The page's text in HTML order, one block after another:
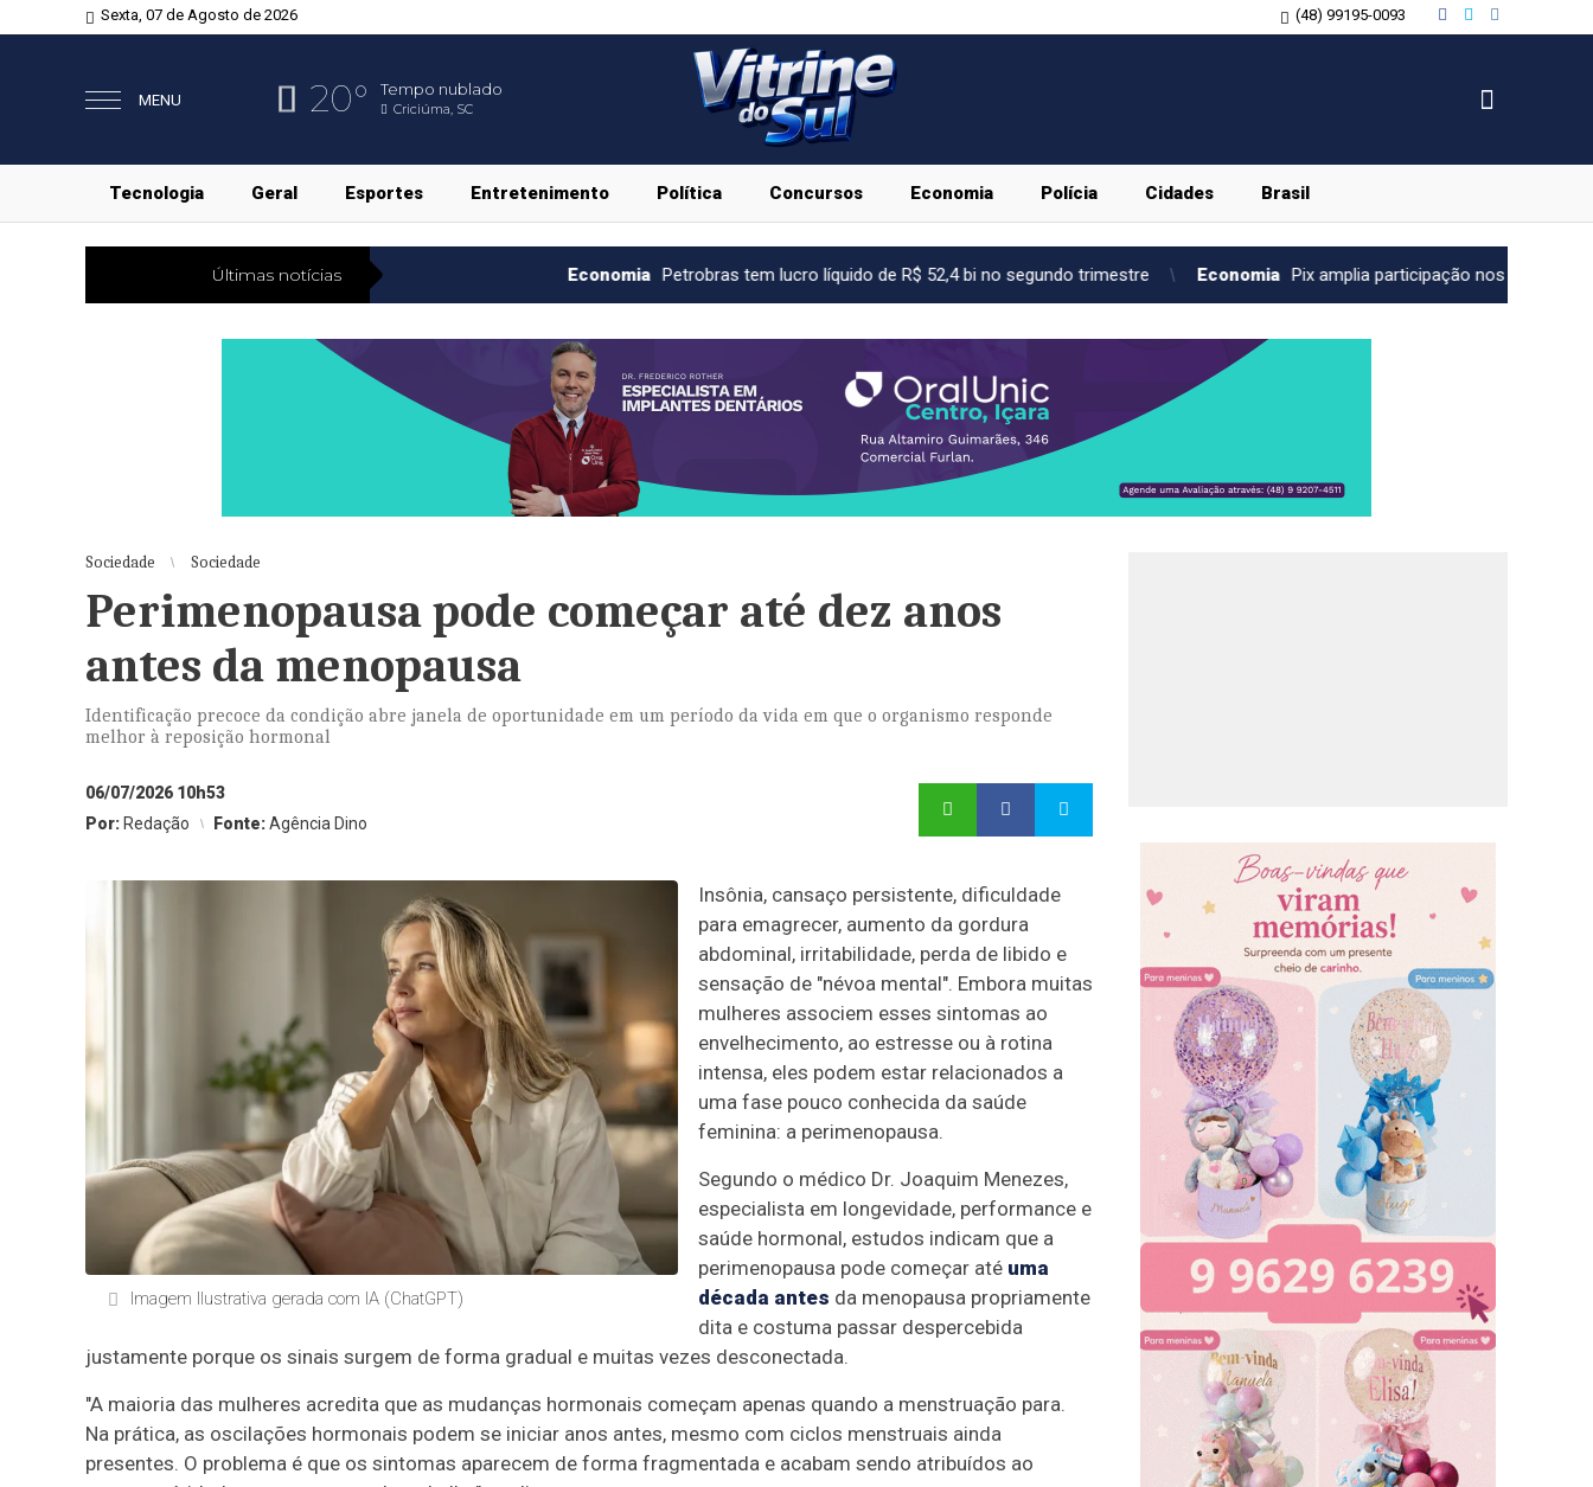
Sexta, 07 de Agosto de 2026 (48) 99195-0093
MENU 20° Tempo nublado
Criciúma, SC
Tecnologia Geral Esportes Entretenimento Política Concursos Economia Polícia Cidades Brasil
Últimas notícias Petrobras tem lucro líquido de R$ 52,4 bi no segundo trimestre Economia Pix amplia participação nos pagamentos em bares e
Sociedade Sociedade
Perimenopausa pode começar até dez anos
antes da menopausa
Identificação precoce da condição abre janela de oportunidade em um período da vida em que o organismo responde
melhor à reposição hormonal
06/07/2026 10h53
Por: Redação Fonte:Agência Dino
Imagem Ilustrativa gerada com IA (ChatGPT)
Insônia, cansaço persistente, dificuldade
para emagrecer, aumento da gordura
abdominal, irritabilidade, perda de libido e
sensação de "névoa mental". Embora muitas
mulheres associem esses sintomas ao
envelhecimento, ao estresse ou à rotina
intensa, eles podem estar relacionados a
uma fase pouco conhecida da saúde
feminina: a perimenopausa.
Segundo o médico Dr. Joaquim Menezes,
especialista em longevidade, performance e
saúde hormonal, estudos indicam que a
perimenopausa pode começar até uma
década antes da menopausa propriamente
dita e costuma passar despercebida
justamente porque os sinais surgem de forma gradual e muitas vezes desconectada.
"A maioria das mulheres acredita que as mudanças hormonais começam apenas quando a menstruação para.
Na prática, as oscilações hormonais podem se iniciar anos antes, mesmo com ciclos menstruais ainda
presentes. O problema é que os sintomas aparecem de forma fragmentada e acabam sendo atribuídos ao